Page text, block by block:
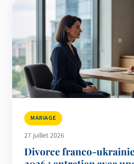
MARIAGE
27 juillet 2026
Divorce franco-